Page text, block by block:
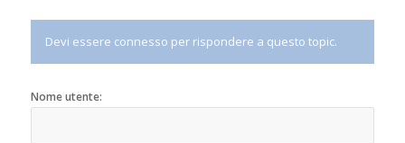
Devi essere connesso per rispondere a questo topic.
Nome utente: